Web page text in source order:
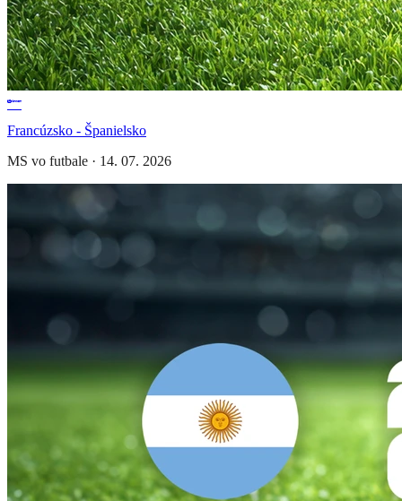
Francúzsko - Španielsko
MS vo futbale · 14. 07. 2026